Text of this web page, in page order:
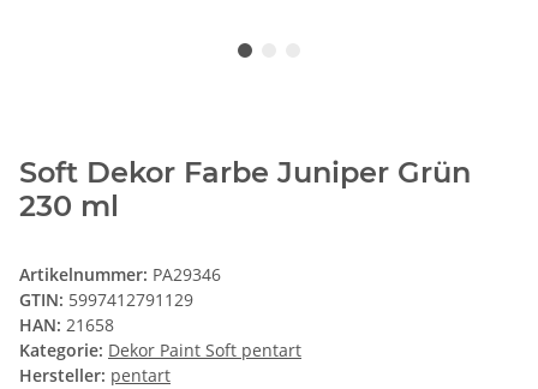
Soft Dekor Farbe Juniper Grün
230 ml
Artikelnummer: PA29346
GTIN: 5997412791129
HAN: 21658
Kategorie: Dekor Paint Soft pentart
Hersteller: pentart